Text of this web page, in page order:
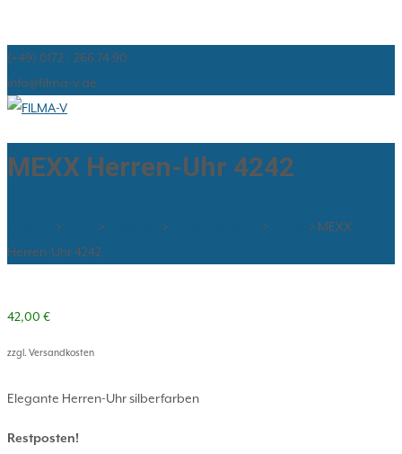
(+49) 0172 / 266 74 90
info@filma-v.de
MEXX Herren-Uhr 4242
> > > > > MEXX
Herren-Uhr 4242
42,00 €
zzgl. Versandkosten
Elegante Herren-Uhr silberfarben
Restposten!